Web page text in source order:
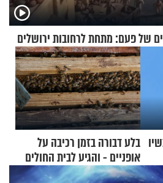
של פעם: מתחת לרחובות ירושלים
בלע דבורה בזמן רכיבה על
אופניים - והגיע לבית החולים
במצב מסכן חיים